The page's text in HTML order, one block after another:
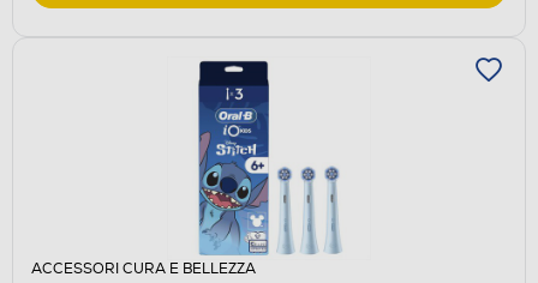
ACCESSORI CURA E BELLEZZA